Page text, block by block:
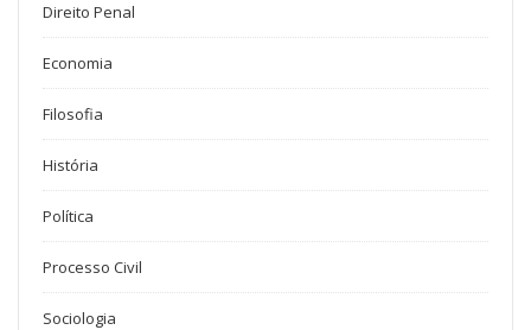
Direito Penal
Economia
Filosofia
História
Política
Processo Civil
Sociologia